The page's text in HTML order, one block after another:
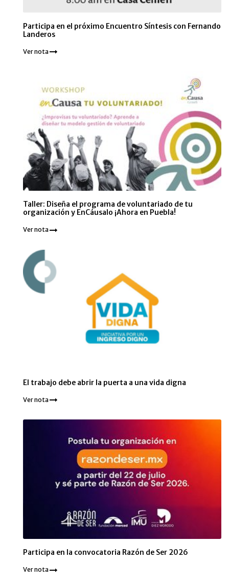
Participa en el próximo Encuentro Síntesis con Fernando
Landeros
Ver nota
Taller: Diseña el programa de voluntariado de tu
organización y EnCáusalo ¡Ahora en Puebla!
Ver nota
El trabajo debe abrir la puerta a una vida digna
Ver nota
Participa en la convocatoria Razón de Ser 2026
Ver nota